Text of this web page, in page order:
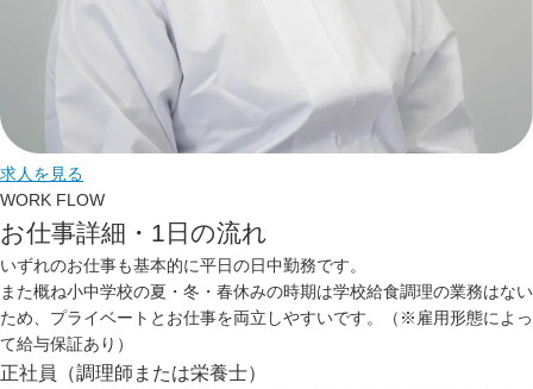
求人を見る
WORK FLOW
お仕事詳細・1日の流れ
いずれのお仕事も基本的に平日の日中勤務です。
また概ね小中学校の夏・冬・春休みの時期は学校給食調理の業務はない
ため、プライベートとお仕事を両立しやすいです。（※雇用形態によっ
て給与保証あり）
正社員（調理師または栄養士）